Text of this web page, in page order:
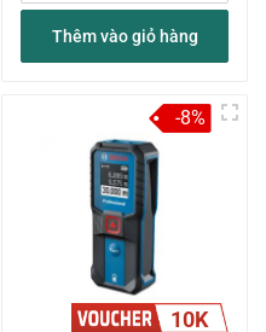
Thêm vào giỏ hàng
10K
-8%